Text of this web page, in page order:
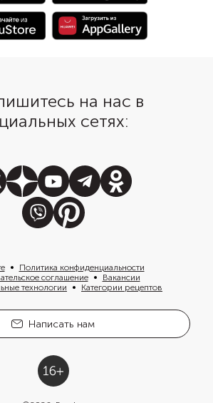
и будет лучше
Сметана
только в тесте, но и
на нас в
сетях:
Политика конфиденциальности
соглашение
Вакансии
технологии
Категории рецептов
Написать нам